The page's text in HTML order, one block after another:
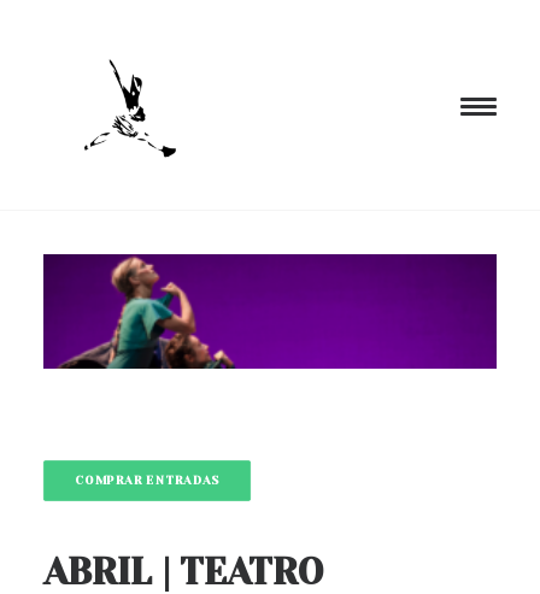
PROGRAMACIÓN
FORMACIÓN
BUSCAR
COMPRAR ENTRADAS
ABRIL | TEATRO